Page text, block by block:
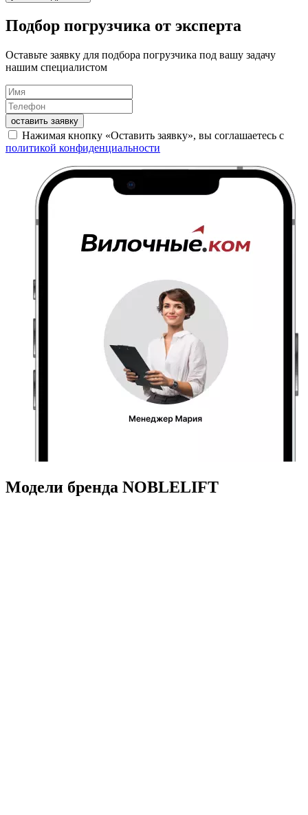
Подбор погрузчика от эксперта
Оставьте заявку для подбора погрузчика под вашу задачу
нашим специалистом
оставить заявку
Нажимая кнопку «Оставить заявку», вы соглашаетесь с
политикой конфиденциальности
Модели бренда NOBLELIFT